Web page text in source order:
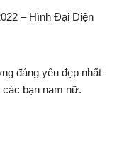
– Hình Đại Diện
đáng yêu đẹp nhất
các bạn nam nữ.